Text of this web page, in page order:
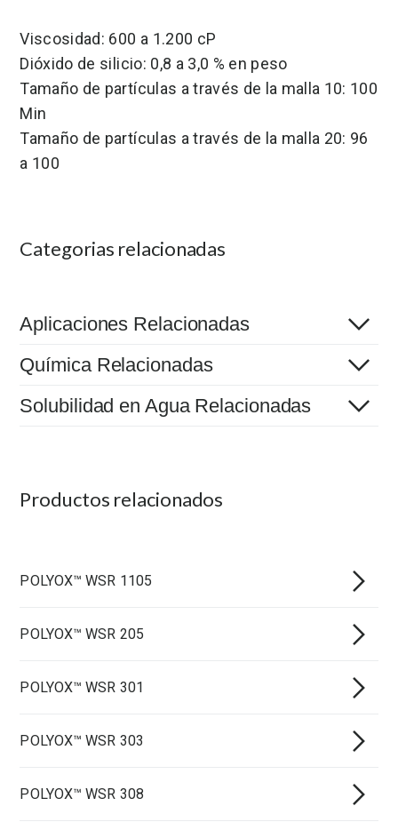
Viscosidad: 600 a 1.200 cP
Dióxido de silicio: 0,8 a 3,0 % en peso
Tamaño de partículas a través de la malla 10: 100
Min
Tamaño de partículas a través de la malla 20: 96
a 100
Categorias relacionadas
Aplicaciones Relacionadas
Química Relacionadas
Solubilidad en Agua Relacionadas
Productos relacionados
POLYOX™ WSR 1105
POLYOX™ WSR 205
POLYOX™ WSR 301
POLYOX™ WSR 303
POLYOX™ WSR 308